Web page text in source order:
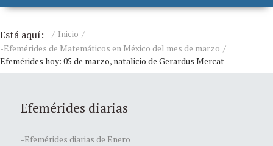
Está aquí:
Inicio
-Efemérides de Matemáticos en México del mes de marzo
Efemérides hoy: 05 de marzo, natalicio de Gerardus Mercat
Efemérides diarias
-Efemérides diarias de Enero